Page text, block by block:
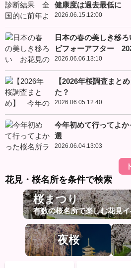
健康度は過去最低に
2026.06.15.12:00
日本の春の美しき移
ビフォーアフター
2026.06.06.13:10
【2026年桜調査まと
た？
2026.06.05.12:40
今年初めて行ってよ
選
2026.06.04.13:03
花見・桜名所を条件で検索
桜まつり
有数の桜名所で楽しむ花見
夜桜